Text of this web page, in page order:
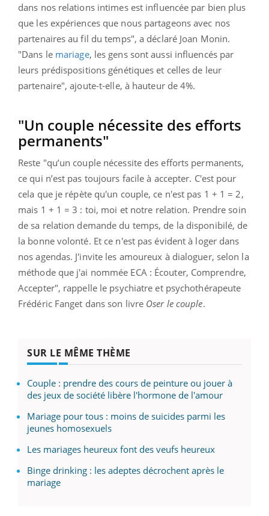
dans nos relations intimes est influencée par bien plus
que les expériences que nous partageons avec nos
partenaires au fil du temps", a déclaré Joan Monin.
"Dans le mariage, les gens sont aussi influencés par
leurs prédispositions génétiques et celles de leur
partenaire", ajoute-t-elle, à hauteur de 4%.
"Un couple nécessite des efforts
permanents"
Reste "qu’un couple nécessite des efforts permanents,
ce qui n’est pas toujours facile à accepter. C'est pour
cela que je répète qu'un couple, ce n'est pas 1 + 1 = 2,
mais 1 + 1 = 3 : toi, moi et notre relation. Prendre soin
de sa relation demande du temps, de la disponibilé, de
la bonne volonté. Et ce n'est pas évident à loger dans
nos agendas. J'invite les amoureux à dialoguer, selon la
méthode que j'ai nommée ECA : Écouter, Comprendre,
Accepter", rappelle le psychiatre et psychothérapeute
Frédéric Fanget dans son livre Oser le couple.
SUR LE MÊME THÈME
Couple : prendre des cours de peinture ou jouer à
des jeux de société libère l'hormone de l'amour
Mariage pour tous : moins de suicides parmi les
jeunes homosexuels
Les mariages heureux font des veufs heureux
Binge drinking : les adeptes décrochent après le
mariage